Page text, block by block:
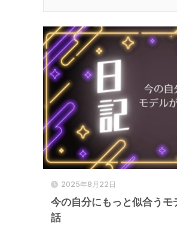
2025年8月22日
今の自分にもっと似合うモ
話